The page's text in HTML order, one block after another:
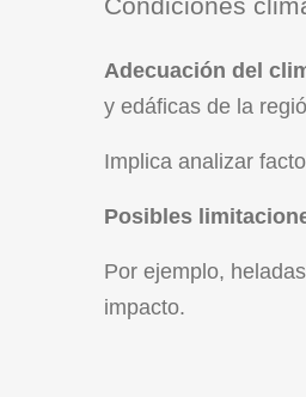
Condiciones
Adecuación del
y edáficas de la
Implica analizar
Posibles
Por ejemplo,
impacto.